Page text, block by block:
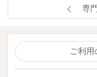
専
ご利用